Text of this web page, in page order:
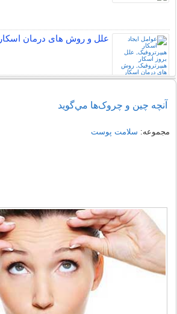
علل و روش های درمان اسکار
آنچه چين و چروک‌ها مي‌گويد
مجموعه: سلامت پوست